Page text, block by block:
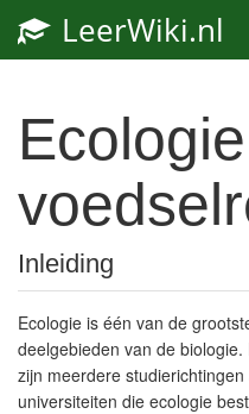
LeerWiki.nl
Inleiding
Ecologie is één van de
deelgebieden van de biologie.
zijn meerdere studierichtingen
universiteiten die ecologie